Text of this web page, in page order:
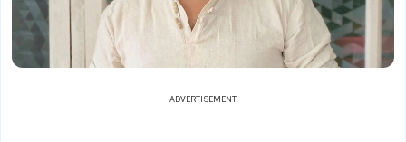
ADVERTISEMENT